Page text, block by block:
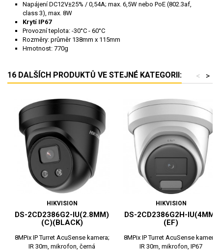
Napájení DC12V±25% / 0,54A; max. 6,5W nebo PoE (802.3af,
class 3), max. 8W
Krytí IP67
Provozní teplota: -30°C - 60°C
Rozměry: průměr 138mm x 115mm
Hmotnost: 770g
16 DALŠÍCH PRODUKTŮ VE STEJNÉ KATEGORII: >
<
HIKVISION
DS-2CD2386G2-IU(2.8MM)
(C)(BLACK)
8MPix IP Turret AcuSense kamera;
IR 30m, mikrofon, černá
HIKVISION
DS-2CD2386G2H-IU(4MM)
(EF)
8MPix IP Turret AcuSense kamera;
IR 30m, mikrofon, IP67